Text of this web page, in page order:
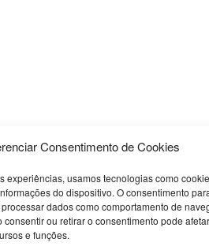
Consentimento de Cookies
experiências, usamos tecnologias como
do dispositivo. O consentimento
dados como comportamento de
consentir ou retirar o consentimento pode afetar
e funções.
Nossas Redes Sociais